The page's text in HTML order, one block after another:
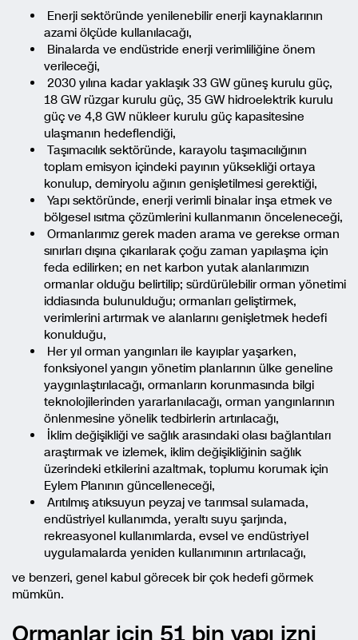
Enerji sektöründe yenilenebilir enerji kaynaklarının
azami ölçüde kullanılacağı,
Binalarda ve endüstride enerji verimliliğine önem
verileceği,
2030 yılına kadar yaklaşık 33 GW güneş kurulu güç,
18 GW rüzgar kurulu güç, 35 GW hidroelektrik kurulu
güç ve 4,8 GW nükleer kurulu güç kapasitesine
ulaşmanın hedeflendiği,
Taşımacılık sektöründe, karayolu taşımacılığının
toplam emisyon içindeki payının yüksekliği ortaya
konulup, demiryolu ağının genişletilmesi gerektiği,
Yapı sektöründe, enerji verimli binalar inşa etmek ve
bölgesel ısıtma çözümlerini kullanmanın önceleneceği,
Ormanlarımız gerek maden arama ve gerekse orman
sınırları dışına çıkarılarak çoğu zaman yapılaşma için
feda edilirken; en net karbon yutak alanlarımızın
ormanlar olduğu belirtilip; sürdürülebilir orman yönetimi
iddiasında bulunulduğu; ormanları geliştirmek,
verimlerini artırmak ve alanlarını genişletmek hedefi
konulduğu,
Her yıl orman yangınları ile kayıplar yaşarken,
fonksiyonel yangın yönetim planlarının ülke geneline
yaygınlaştırılacağı, ormanların korunmasında bilgi
teknolojilerinden yararlanılacağı, orman yangınlarının
önlenmesine yönelik tedbirlerin artırılacağı,
İklim değişikliği ve sağlık arasındaki olası bağlantıları
araştırmak ve izlemek, iklim değişikliğinin sağlık
üzerindeki etkilerini azaltmak, toplumu korumak için
Eylem Planının güncelleneceği,
Arıtılmış atıksuyun peyzaj ve tarımsal sulamada,
endüstriyel kullanımda, yeraltı suyu şarjında,
rekreasyonel kullanımlarda, evsel ve endüstriyel
uygulamalarda yeniden kullanımının artırılacağı,
ve benzeri, genel kabul görecek bir çok hedefi görmek
mümkün.